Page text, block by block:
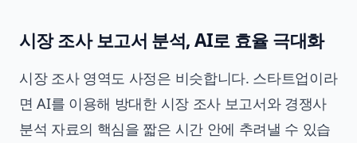
시장 조사 보고서 분석, AI로 효율 극대화
시장 조사 영역도 사정은 비슷합니다. 스타트업이라
면 AI를 이용해 방대한 시장 조사 보고서와 경쟁사
분석 자료의 핵심을 짧은 시간 안에 추려낼 수 있습